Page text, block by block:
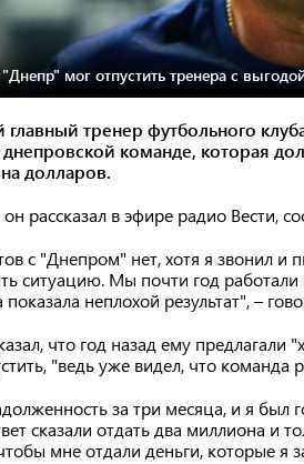
мог отпустить тренера с
тренер футбольного
днепровской команде, которая
долларов.
рассказал в эфире радио Вести,
с "Днепром" нет, хотя я звонил и
ситуацию. Мы почти год работали
неплохой результат", –
что год назад ему
"ведь уже видел, что команда
за три месяца, и я был
сказали отдать два миллиона и
мне отдали деньги, которые я